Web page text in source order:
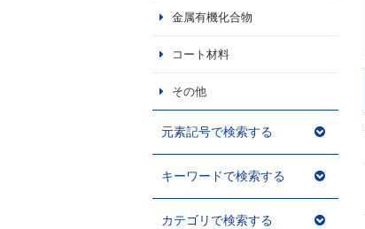
金属有機化合物
コート材料
その他
元素記号で検索する
キーワードで検索する
カテゴリで検索する